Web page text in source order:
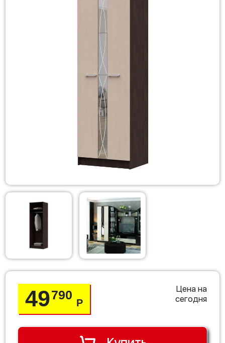
49790
Р
Цена на
сегодня